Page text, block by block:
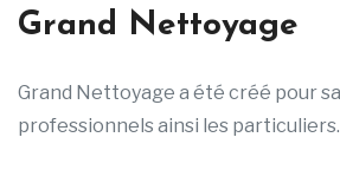
Grand Nettoyage
Grand Nettoyage a été créé pour
professionnels ainsi les particuliers.